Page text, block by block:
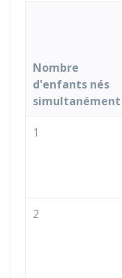
Nombre
d'enfants nés
simultanément
1
2